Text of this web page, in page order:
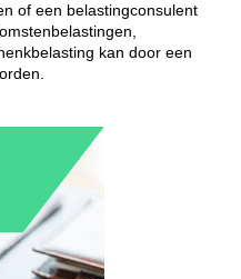
of een belastingconsulent
kan door een